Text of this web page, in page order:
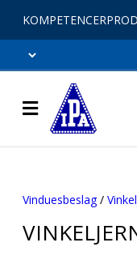
KOMPETENCER
Vinduesbeslag/